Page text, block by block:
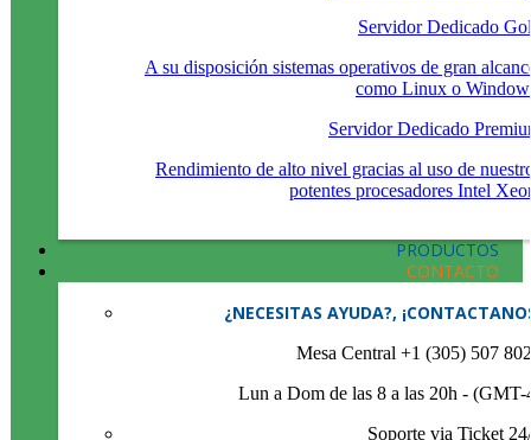
Servidor Dedicado
A su disposición sistemas operativos de gran
como Linux o
Servidor Dedicado
Rendimiento de alto nivel gracias al uso de
potentes procesadores Intel
PRODUCTOS
CONTACTO
¿NECESITAS AYUDA?,
Mesa Central +1 (305) 507
Lun a Dom de las 8 a las 20h - (GMT-
Soporte via Ticket